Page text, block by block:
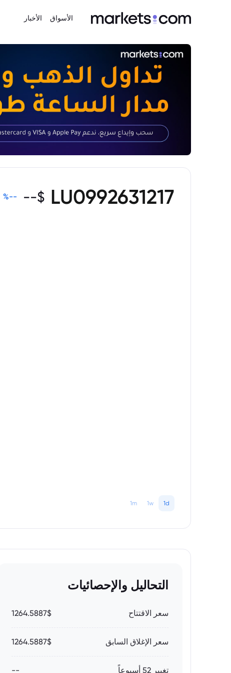
الأسواق الأخبار
LU0992631217
$
--
--
%
1d
1w
1m
التحاليل والإحصائيات
سعر الاقتتاح 1264.5887$
سعر الإغلاق السابق 1264.5887$
تغيير 52 أسبوعاً --